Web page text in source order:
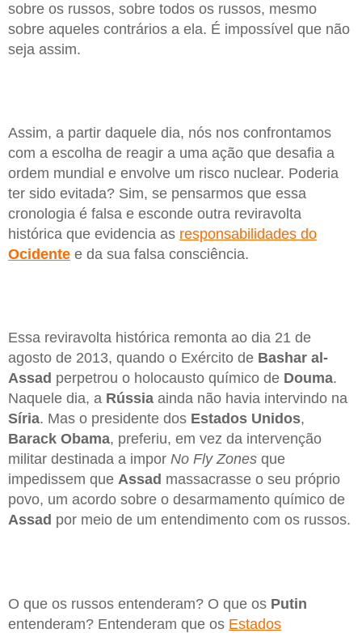
sobre os russos, sobre todos os russos, mesmo
sobre aqueles contrários a ela. É impossível que não
seja assim.
Assim, a partir daquele dia, nós nos confrontamos
com a escolha de reagir a uma ação que desafia a
ordem mundial e envolve um risco nuclear. Poderia
ter sido evitada? Sim, se pensarmos que essa
cronologia é falsa e esconde outra reviravolta
histórica que evidencia as responsabilidades do
Ocidente e da sua falsa consciência.
Essa reviravolta histórica remonta ao dia 21 de
agosto de 2013, quando o Exército de Bashar al-
Assad perpetrou o holocausto químico de Douma.
Naquele dia, a Rússia ainda não havia intervindo na
Síria. Mas o presidente dos Estados Unidos,
Barack Obama, preferiu, em vez da intervenção
militar destinada a impor No Fly Zones que
impedissem que Assad massacrasse o seu próprio
povo, um acordo sobre o desarmamento químico de
Assad por meio de um entendimento com os russos.
O que os russos entenderam? O que os Putin
entenderam? Entenderam que os Estados